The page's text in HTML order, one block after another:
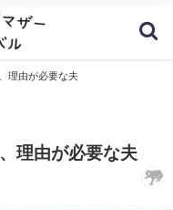
理由が必要な夫
理由が必要な夫